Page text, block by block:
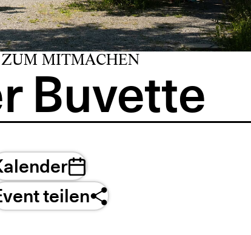
MITMACHEN
Buvette
teilen